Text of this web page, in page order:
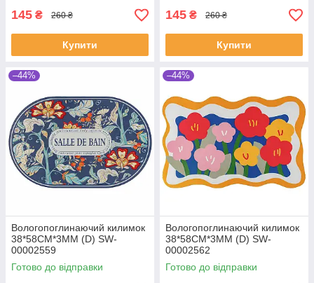
145 ₴ 260 ₴
Купити
145 ₴ 260 ₴
Купити
–44%
Вологопоглинаючий килимок
38*58CM*3MM (D) SW-
00002559
Готово до відправки
–44%
Вологопоглинаючий килимок
38*58CM*3MM (D) SW-
00002562
Готово до відправки